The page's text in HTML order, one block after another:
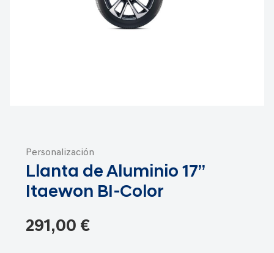
Personalización
Llanta de Aluminio 17”
Itaewon BI-Color
291,00 €
comienzo
galería
imágenes